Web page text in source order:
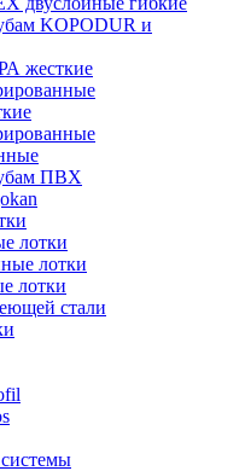
KOPODUR и
жесткие
ПВХ
лотки
лотки
лотки
стали